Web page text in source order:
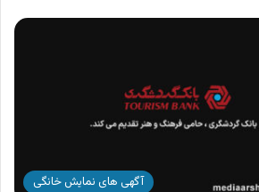
آگهی های نمایش خانگی